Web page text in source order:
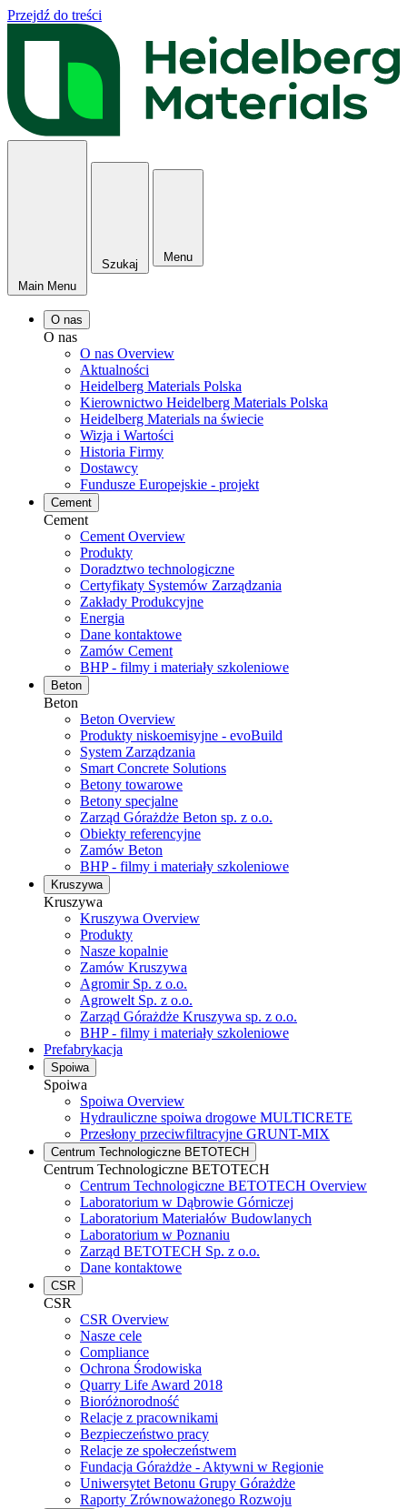
Przejdź do treści
Main Menu
Szukaj
Menu
O nas
O nas
O nas Overview
Aktualności
Heidelberg Materials Polska
Kierownictwo Heidelberg Materials Polska
Heidelberg Materials na świecie
Wizja i Wartości
Historia Firmy
Dostawcy
Fundusze Europejskie - projekt
Cement
Cement
Cement Overview
Produkty
Doradztwo technologiczne
Certyfikaty Systemów Zarządzania
Zakłady Produkcyjne
Energia
Dane kontaktowe
Zamów Cement
BHP - filmy i materiały szkoleniowe
Beton
Beton
Beton Overview
Produkty niskoemisyjne - evoBuild
System Zarządzania
Smart Concrete Solutions
Betony towarowe
Betony specjalne
Zarząd Górażdże Beton sp. z o.o.
Obiekty referencyjne
Zamów Beton
BHP - filmy i materiały szkoleniowe
Kruszywa
Kruszywa
Kruszywa Overview
Produkty
Nasze kopalnie
Zamów Kruszywa
Agromir Sp. z o.o.
Agrowelt Sp. z o.o.
Zarząd Górażdże Kruszywa sp. z o.o.
BHP - filmy i materiały szkoleniowe
Prefabrykacja
Spoiwa
Spoiwa
Spoiwa Overview
Hydrauliczne spoiwa drogowe MULTICRETE
Przesłony przeciwfiltracyjne GRUNT-MIX
Centrum Technologiczne BETOTECH
Centrum Technologiczne BETOTECH
Centrum Technologiczne BETOTECH Overview
Laboratorium w Dąbrowie Górniczej
Laboratorium Materiałów Budowlanych
Laboratorium w Poznaniu
Zarząd BETOTECH Sp. z o.o.
Dane kontaktowe
CSR
CSR
CSR Overview
Nasze cele
Compliance
Ochrona Środowiska
Quarry Life Award 2018
Bioróżnorodność
Relacje z pracownikami
Bezpieczeństwo pracy
Relacje ze społeczeństwem
Fundacja Górażdże - Aktywni w Regionie
Uniwersytet Betonu Grupy Górażdże
Raporty Zrównoważonego Rozwoju